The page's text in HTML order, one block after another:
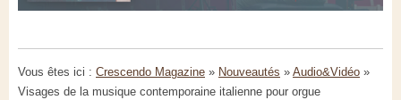
Vous êtes ici : Crescendo Magazine » Nouveautés » Audio&Vidéo »
Visages de la musique contemporaine italienne pour orgue